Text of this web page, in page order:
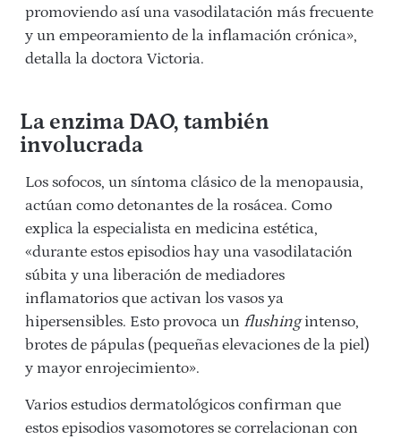
promoviendo así una vasodilatación más frecuente
y un empeoramiento de la inflamación crónica»,
detalla la doctora Victoria.
La enzima DAO, también
involucrada
Los sofocos, un síntoma clásico de la menopausia,
actúan como detonantes de la rosácea. Como
explica la especialista en medicina estética,
«durante estos episodios hay una vasodilatación
súbita y una liberación de mediadores
inflamatorios que activan los vasos ya
hipersensibles. Esto provoca un flushingintenso,
brotes de pápulas (pequeñas elevaciones de la piel)
y mayor enrojecimiento».
Varios estudios dermatológicos confirman que
estos episodios vasomotores se correlacionan con